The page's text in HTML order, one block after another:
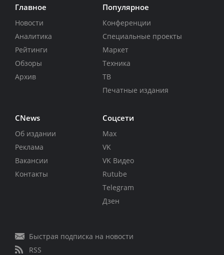
Главное
Новости
Аналитика
Рейтинги
Обзоры
Архив
Популярное
Конференции
Специальные проекты
Маркет
Техника
ТВ
Печатные издания
CNews
Об издании
Реклама
Вакансии
Контакты
Соцсети
Max
VK
VK Видео
Rutube
Telegram
Дзен
Быстрая подписка на новости
RSS